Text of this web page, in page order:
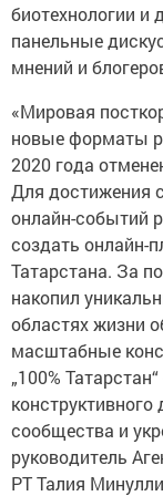
биотехнологии и
панельные
мнений и
«Мировая
новые форматы
2020 года
Для достижения
онлайн-событий
создать онлайн-
Татарстана. За
накопил
областях жизни
масштабные
„100%
конструктивного
сообщества и
руководитель
РТ Талия